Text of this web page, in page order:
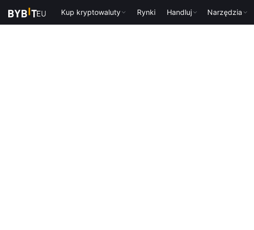
Kup kryptowaluty Rynki Handluj Narzędzia